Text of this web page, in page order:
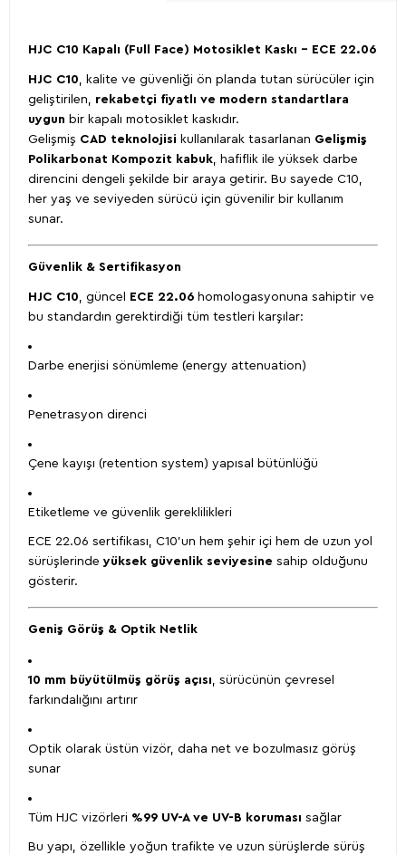
HJC C10 Kapalı (Full Face) Motosiklet Kaskı – ECE 22.06
HJC C10, kalite ve güvenliği ön planda tutan sürücüler için
geliştirilen, rekabetçi fiyatlı ve modern standartlara
uygun bir kapalı motosiklet kaskıdır.
Gelişmiş CAD teknolojisi kullanılarak tasarlanan Gelişmiş
Polikarbonat Kompozit kabuk, hafiflik ile yüksek darbe
direncini dengeli şekilde bir araya getirir. Bu sayede C10,
her yaş ve seviyeden sürücü için güvenilir bir kullanım
sunar.
Güvenlik & Sertifikasyon
HJC C10, güncel ECE 22.06 homologasyonuna sahiptir ve
bu standardın gerektirdiği tüm testleri karşılar:
Darbe enerjisi sönümleme (energy attenuation)
Penetrasyon direnci
Çene kayışı (retention system) yapısal bütünlüğü
Etiketleme ve güvenlik gereklilikleri
ECE 22.06 sertifikası, C10’un hem şehir içi hem de uzun yol
sürüşlerinde yüksek güvenlik seviyesine sahip olduğunu
gösterir.
Geniş Görüş & Optik Netlik
10 mm büyütülmüş görüş açısı , sürücünün çevresel
farkındalığını artırır
Optik olarak üstün vizör, daha net ve bozulmasız görüş
sunar
Tüm HJC vizörleri %99 UV-A ve UV-B koruması sağlar
Bu yapı, özellikle yoğun trafikte ve uzun sürüşlerde sürüş